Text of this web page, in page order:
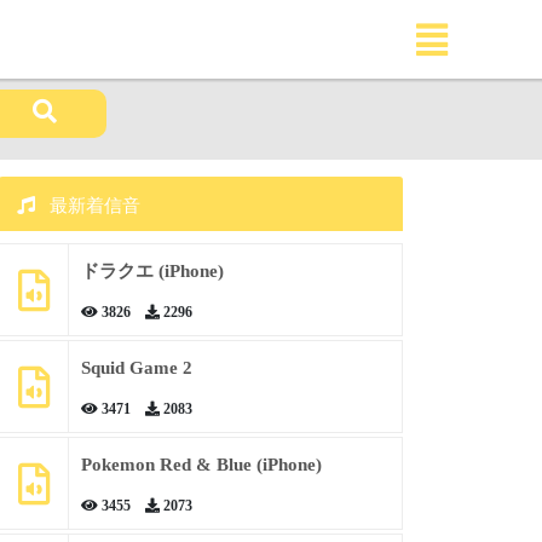
最新着信音
ドラクエ (iPhone)
3826 2296
Squid Game 2
3471 2083
Pokemon Red & Blue (iPhone)
3455 2073